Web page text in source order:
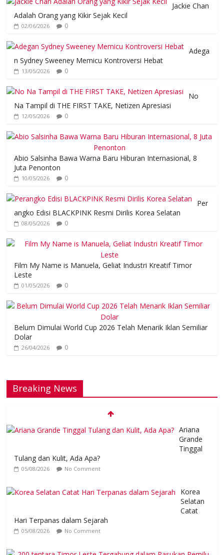
Jackie Chan
Adalah Orang yang Kikir Sejak Kecil
02/06/2026 0
Adega
n Sydney Sweeney Memicu Kontroversi Hebat
13/05/2026 0
No
Na Tampil di THE FIRST TAKE, Netizen Apresiasi
12/05/2026 0
Abio Salsinha Bawa Warna Baru Hiburan Internasional, 8
Juta Penonton
10/05/2026 0
Per
angko Edisi BLACKPINK Resmi Dirilis Korea Selatan
08/05/2026 0
Film My Name is Manuela, Geliat Industri Kreatif Timor
Leste
01/05/2026 0
Belum Dimulai World Cup 2026 Telah Menarik Iklan Semiliar
Dolar
26/04/2026 0
Breaking News
Ariana
Grande
Tinggal
Tulang dan Kulit, Ada Apa?
05/08/2026 No Comment
Korea
Selatan
Catat
Hari Terpanas dalam Sejarah
05/08/2026 No Comment